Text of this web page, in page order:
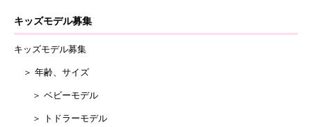
キッズモデル募集
キッズモデル募集
＞ 年齢、サイズ
＞ ベビーモデル
＞ トドラーモデル